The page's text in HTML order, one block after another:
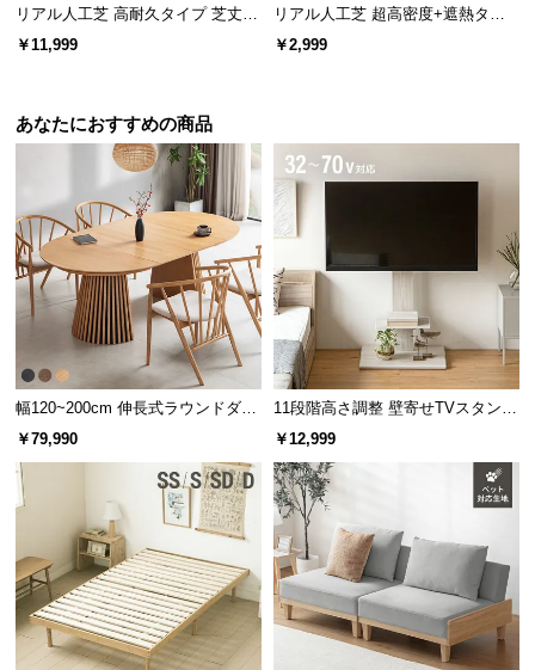
リアル人工芝 高耐久タイプ 芝丈35
mm 2×5m（自然な見た目を追求・
U字ピン付属）
￥11,999
リアル人工芝 超高密度+遮熱タイ
プ 高耐久・質感を追求 芝丈35m
m 1×1m
￥2,999
あなたにおすすめの商品
幅120~200cm 伸長式ラウンドダイ
ニングテーブル 6人掛け 天然木突
￥79,990
11段階高さ調整 壁寄せTVスタンド
キャスター付き 上下左右角度調節
￥12,999